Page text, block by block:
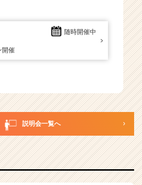
リ
h
e
C
r
e
e
随時開催中
開催
説明会一覧へ